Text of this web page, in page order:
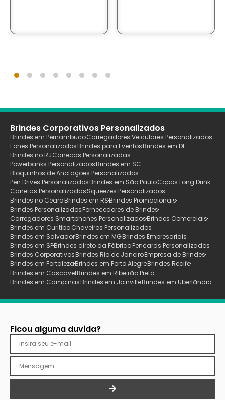
Brindes Corporativos Personalizados
Brindes em PernambucoCarregadores Veiculares Personalizados
Fones PersonalizadosBrindes para EventosBrindes em DF
Brindes no RJCanecas Personalizadas
Powerbanks PersonalizadosBrindes em SC
Bloquinhos de Anotaçoes Personalizados
Pen Drives PersonalizadosBrindes em São PauloCopos Long Drink
Canetas PersonalizadasSqueezes Personalizados
Brindes no CearáBrindes em RSBrindes Promocionais
Brindes PersonalizadosFornecedores de Brindes
Carregadores Smartphones PersonalizadosBrindes Comerciais
Brindes em CuritibaChaveiros Personalizados
Brindes em SalvadorBrindes em MGBrindes Empresariais
Brindes em SPBrindes direto da FábricaPencards Personalizados
Brindes CorporativosBrindes Rio de JaneiroEmpresa de Brindes
Brindes em FortalezaBrindes em Porto AlegreBrindes Recife
Brindes em CascavelBrindes em Ribeirão Preto
Brindes em CampinasBrindes em JoinvilleBrindes em Uberlãndia
Ficou alguma duvida?